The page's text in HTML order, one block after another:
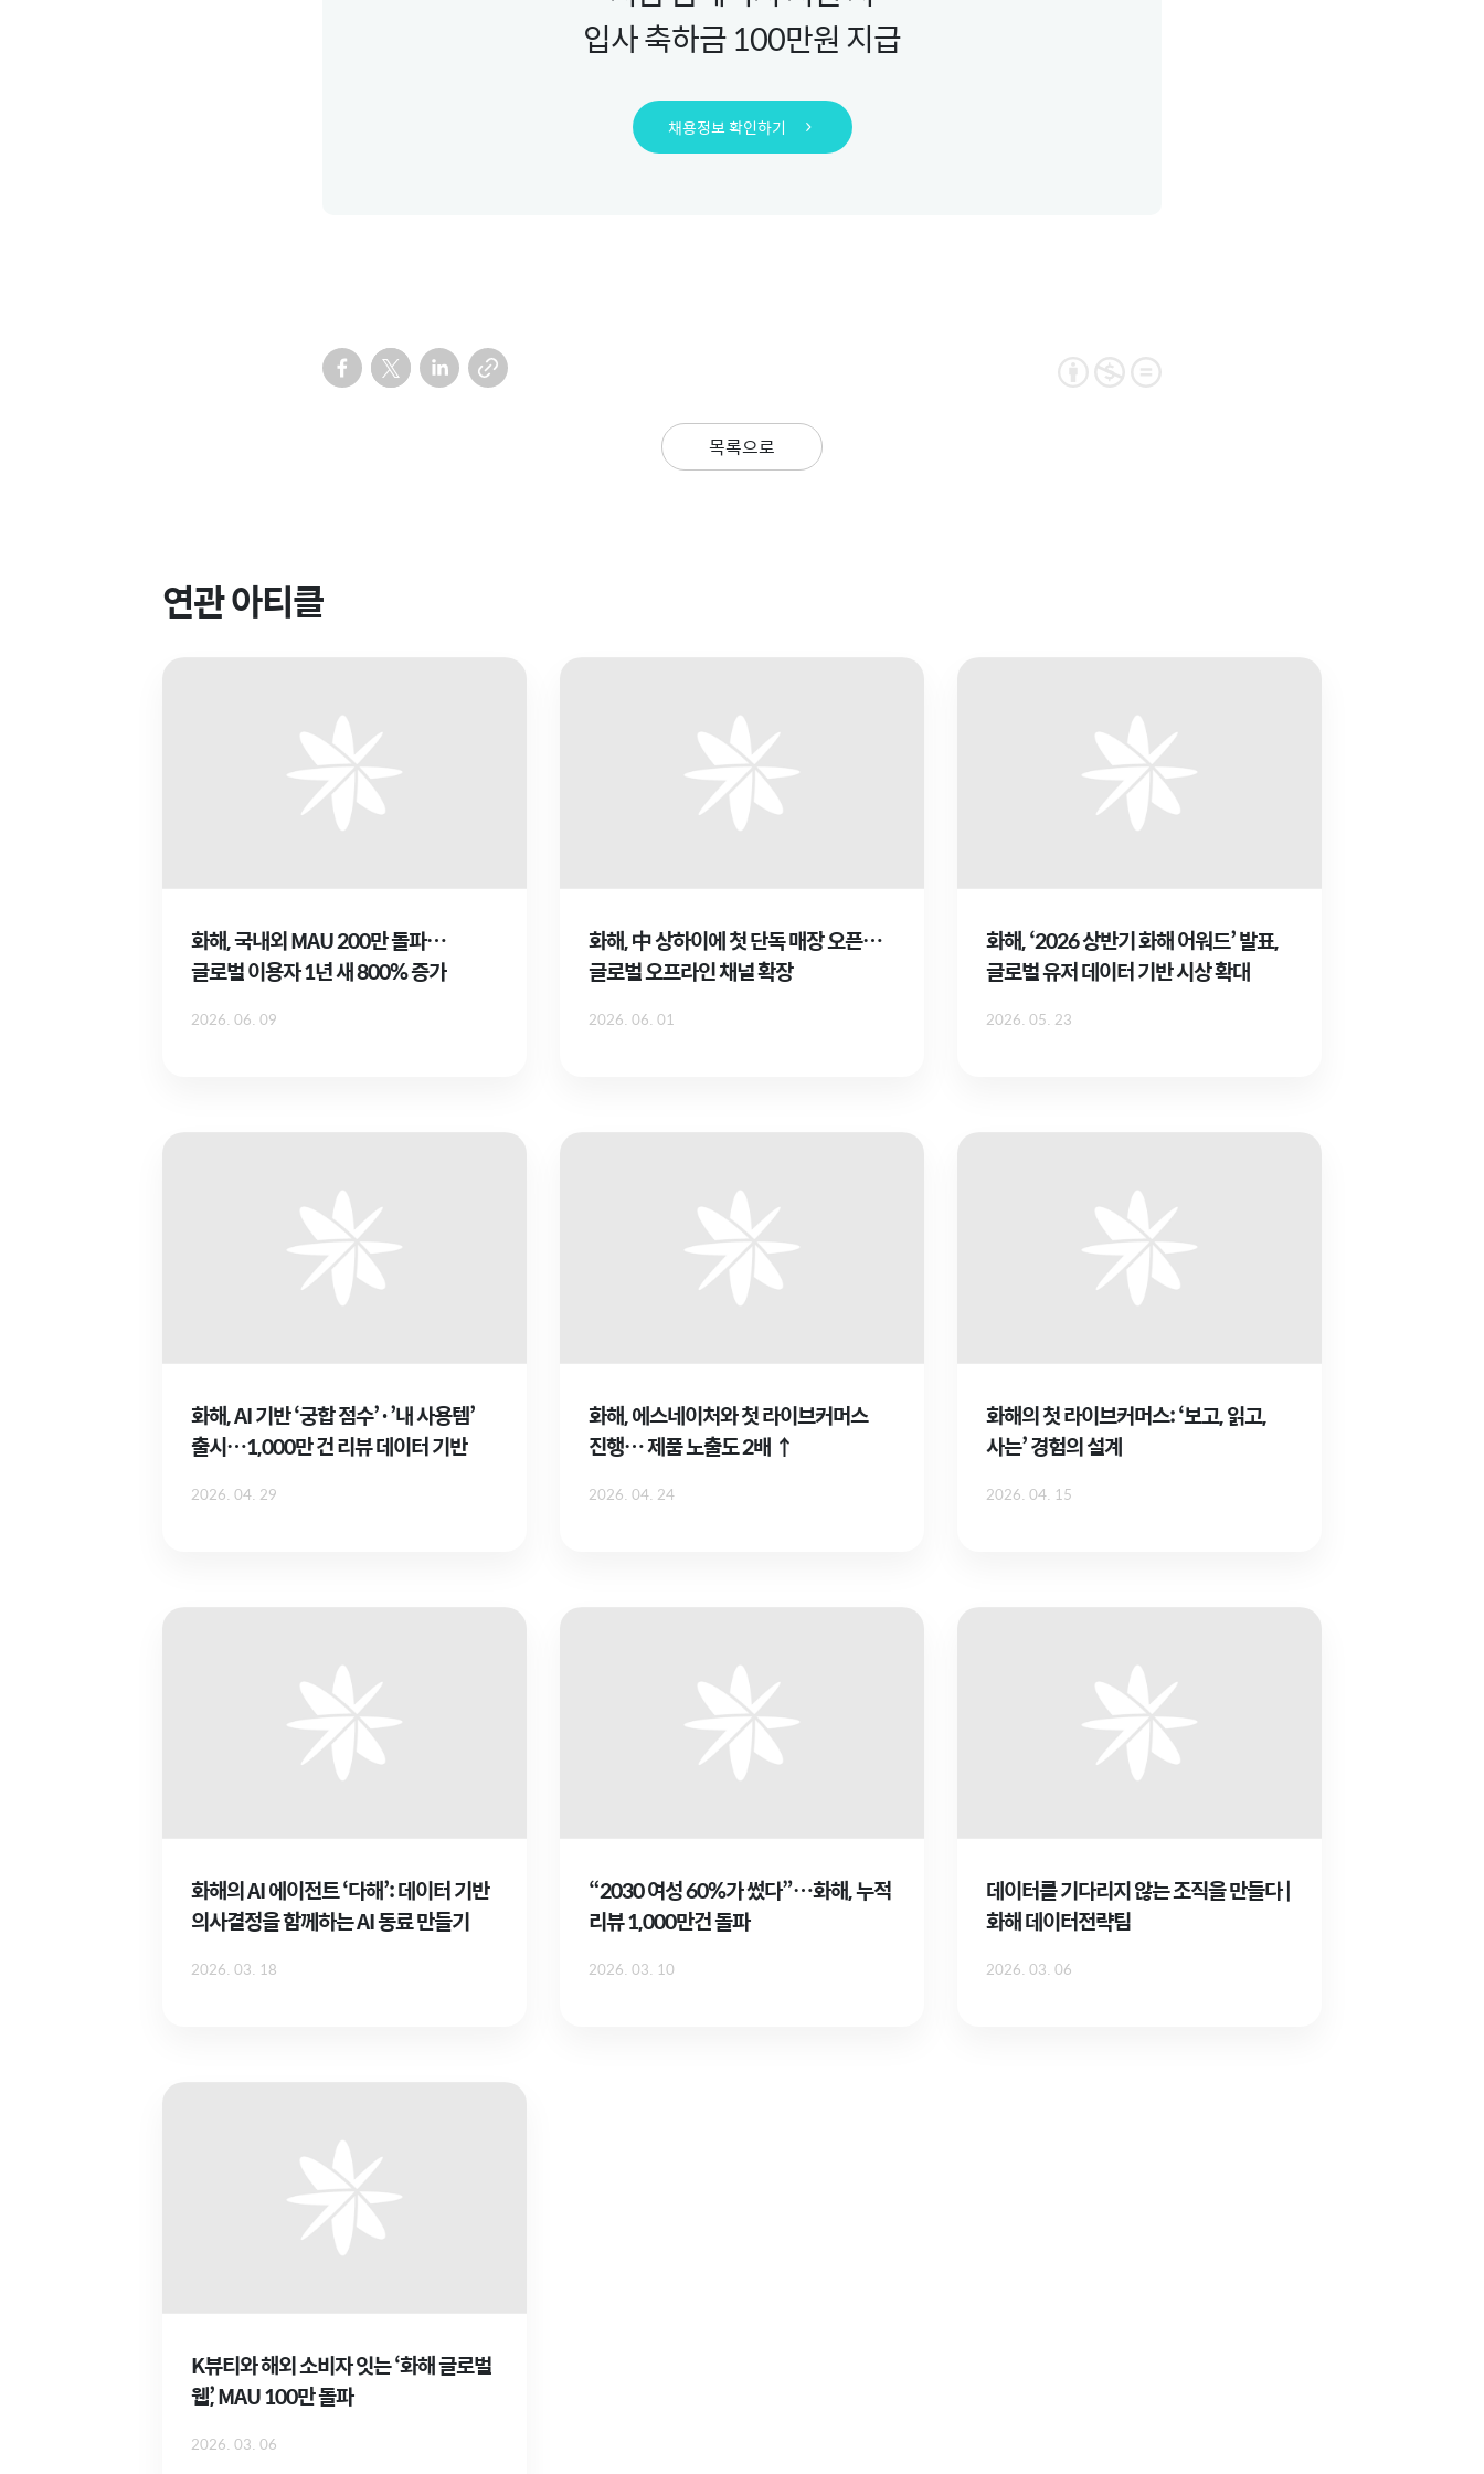
입사 축하금 100만원 지급
채용정보 확인하기
목록으로
연관 아티클
화해, 국내외 MAU 200만 돌파…
글로벌 이용자 1년 새 800% 증가
2026. 06. 09
화해, 中 상하이에 첫 단독 매장 오픈…
글로벌 오프라인 채널 확장
2026. 06. 01
화해, ‘2026 상반기 화해 어워드’ 발표,
글로벌 유저 데이터 기반 시상 확대
2026. 05. 23
화해, AI 기반 ‘궁합 점수’·’내 사용템’
출시…1,000만 건 리뷰 데이터 기반
2026. 04. 29
화해, 에스네이처와 첫 라이브커머스
진행… 제품 노출도 2배 ↑
2026. 04. 24
화해의 첫 라이브커머스: ‘보고, 읽고,
사는’ 경험의 설계
2026. 04. 15
화해의 AI 에이전트 ‘다해’: 데이터 기반
의사결정을 함께하는 AI 동료 만들기
2026. 03. 18
“2030 여성 60%가 썼다”…화해, 누적
리뷰 1,000만건 돌파
2026. 03. 10
데이터를 기다리지 않는 조직을 만들다 |
화해 데이터전략팀
2026. 03. 06
K뷰티와 해외 소비자 잇는 ‘화해 글로벌
웹’, MAU 100만 돌파
2026. 03. 06